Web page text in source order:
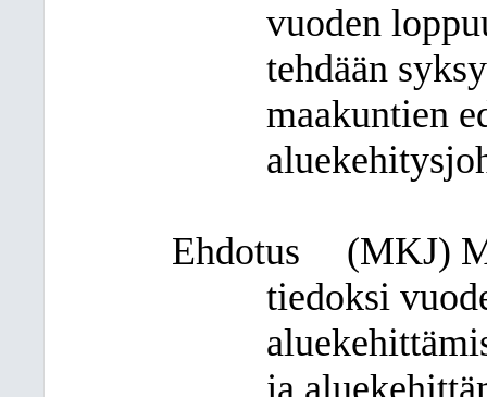
vuoden
tehdään
maakuntien
Ehdotus
(MKJ)
tiedoksi
ja